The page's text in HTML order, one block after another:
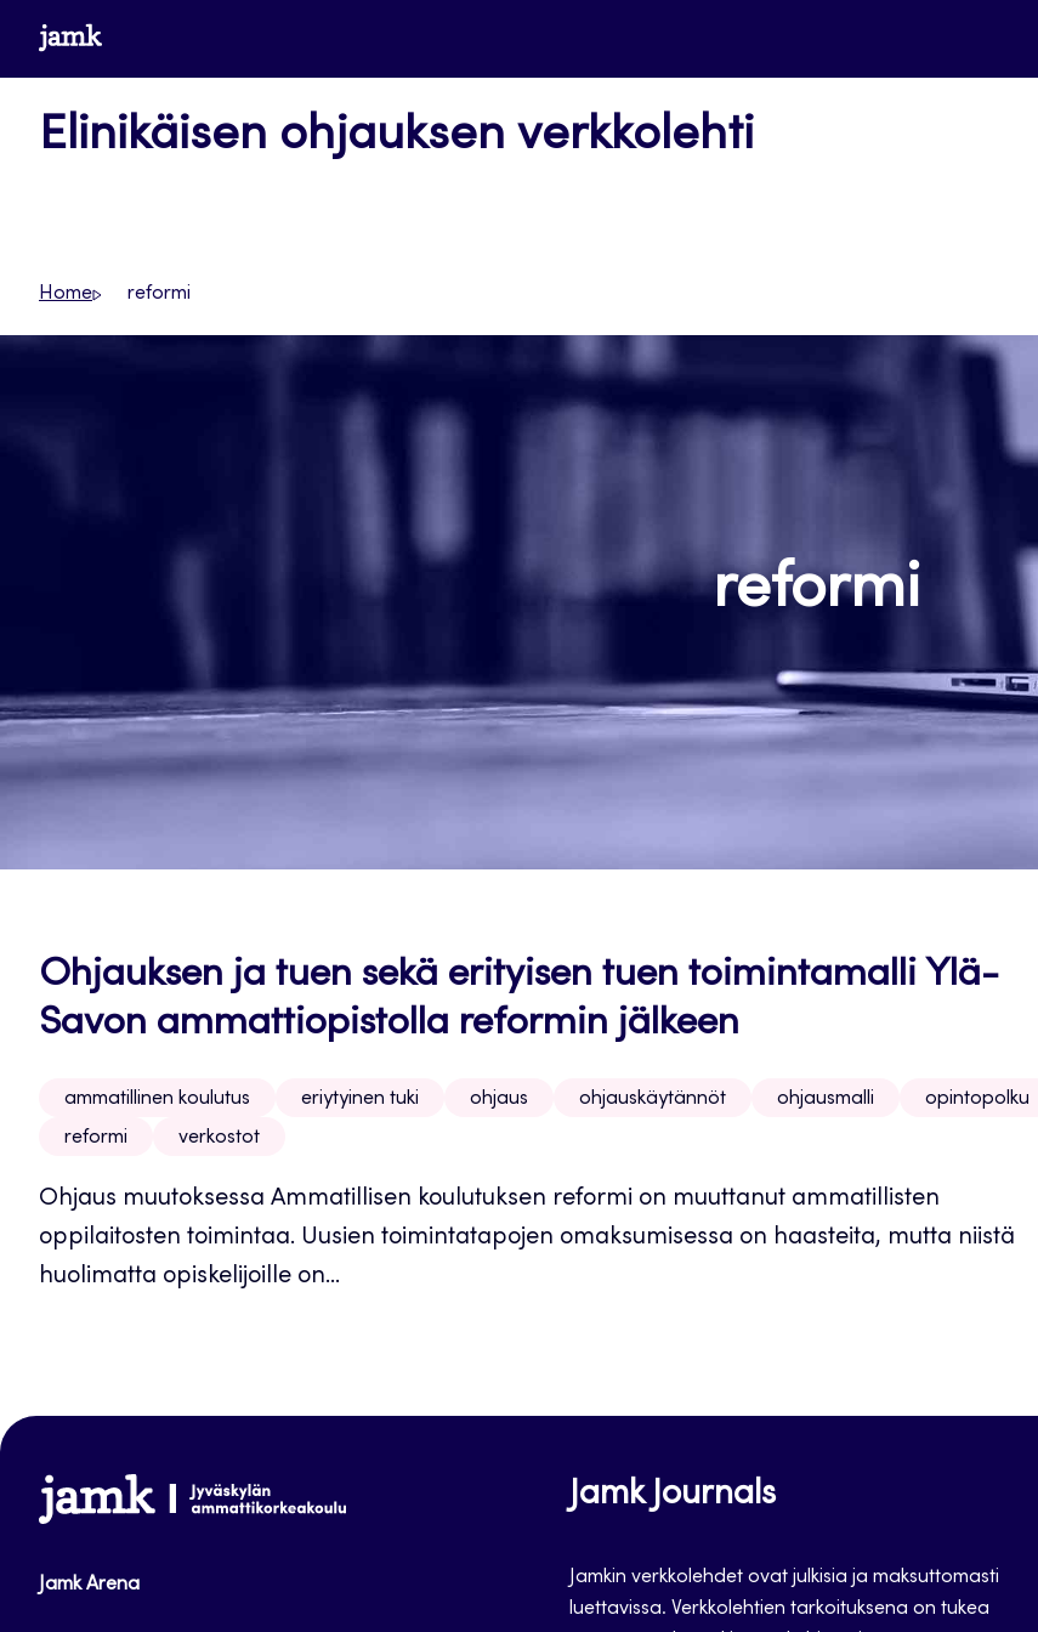
Siirrywww.jamk.fi
Elinikäisen ohjauksen verkkolehti
Home reformi
reformi
Ohjauksen ja tuen sekä erityisen tuen toimintamalli Ylä-
Savon ammattiopistolla reformin jälkeen
ammatillinen koulutus eriytyinen tuki ohjaus ohjauskäytännöt ohjausmalli
opintopolku
reformi
verkostot
Ohjaus muutoksessa Ammatillisen koulutuksen reformi on muuttanut ammatillisten
oppilaitosten toimintaa. Uusien toimintatapojen omaksumisessa on haasteita, mutta niistä
huolimatta opiskelijoille on...
www.jamk.fi
Jamk Arena
Jamk Journals
Jamkin verkkolehdet ovat julkisia ja maksuttomasti
luettavissa. Verkkolehtien tarkoituksena on tukea